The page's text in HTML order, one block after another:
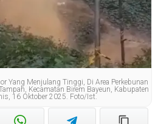
Yang Menjulang Tinggi, Di Area Perkebunan
Kecamatan Birem Bayeun, Kabupaten
16 Oktober 2025. Foto/ist.